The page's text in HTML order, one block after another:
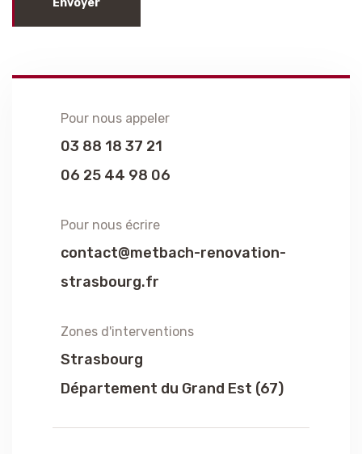
Envoyer
Pour nous appeler
03 88 18 37 21
06 25 44 98 06
Pour nous écrire
contact@metbach-renovation-
strasbourg.fr
Zones d'interventions
Strasbourg
Département du Grand Est (67)